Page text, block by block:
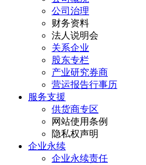
公司治理
财务资料
法人说明会
关系企业
股东专栏
产业研究券商
营运报告行事历
服务支援
供货商专区
网站使用条例
隐私权声明
企业永续
企业永续责任